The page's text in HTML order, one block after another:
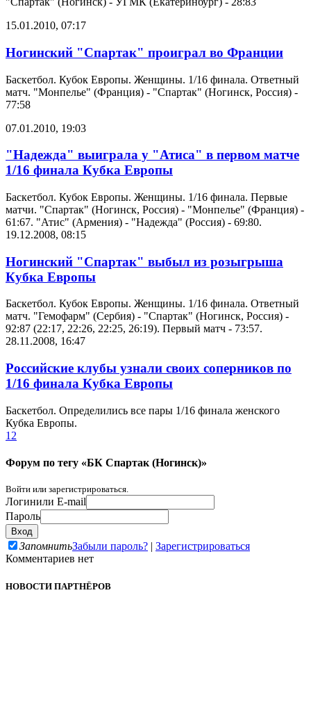
15.01.2010, 07:17
Ногинский "Спартак" проиграл во Франции
Баскетбол. Кубок Европы. Женщины. 1/16 финала. Ответный
матч. "Монпелье" (Франция) - "Спартак" (Ногинск, Россия) -
77:58
07.01.2010, 19:03
"Надежда" выиграла у "Атиса" в первом матче
1/16 финала Кубка Европы
Баскетбол. Кубок Европы. Женщины. 1/16 финала. Первые
матчи. "Спартак" (Ногинск, Россия) - "Монпелье" (Франция) -
61:67. "Атис" (Армения) - "Надежда" (Россия) - 69:80.
19.12.2008, 08:15
Ногинский "Спартак" выбыл из розыгрыша
Кубка Европы
Баскетбол. Кубок Европы. Женщины. 1/16 финала. Ответный
матч. "Гемофарм" (Сербия) - "Спартак" (Ногинск, Россия) -
92:87 (22:17, 22:26, 22:25, 26:19). Первый матч - 73:57.
28.11.2008, 16:47
Российские клубы узнали своих соперников по
1/16 финала Кубка Европы
Баскетбол. Определились все пары 1/16 финала женского
Кубка Европы.
1 2
Форум по тегу «БК Спартак (Ногинск)»
Войти или зарегистрироваться.
Логинили E-mail
Пароль
ЗапомнитьЗабыли пароль? | Зарегистрироваться
Комментариев нет
НОВОСТИ ПАРТНЁРОВ